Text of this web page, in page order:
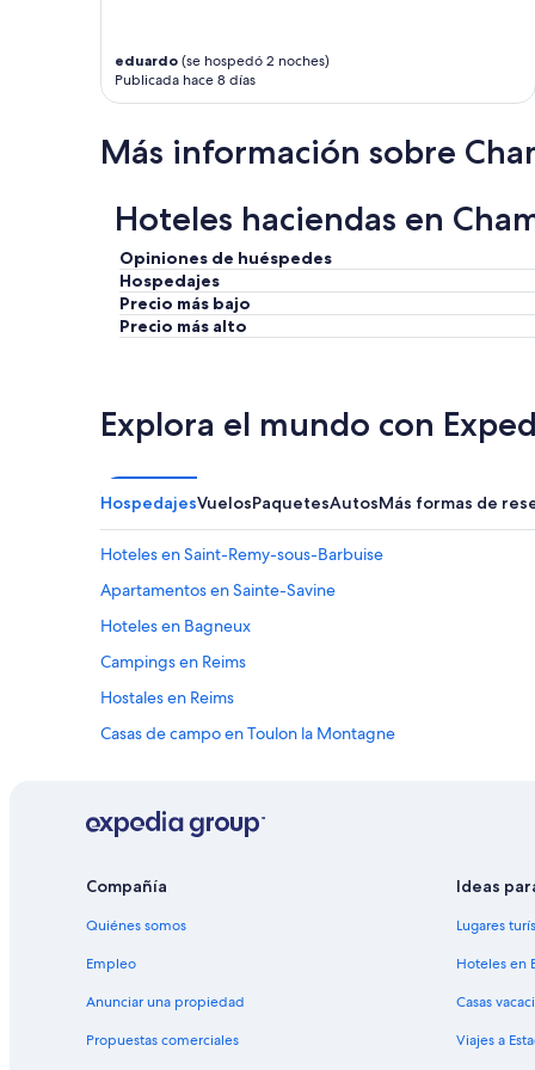
é
n
L
a
n
i
m
u
x
s
o
o
r
u
e
b
eduardo (se hospedó 2 noches)
Publicada hace 8 días
Más información sobre
Hoteles haciendas en
Opiniones de huéspedes
Hospedajes
Precio más bajo
Precio más alto
Explora el mundo con
HospedajesVuelosPaquetesAutosMás formas de
Hoteles en Saint-Remy-sous-Barbuise
Apartamentos en Sainte-Savine
Hoteles en Bagneux
Campings en Reims
Hostales en Reims
Casas de campo en Toulon la Montagne
Hoteles en Molins-sur-Aube
Castillos en Champagne
Residencias en Champagne
Compañía
Quiénes somos
Empleo
Anunciar una propiedad
Propuestas comerciales
Ideas
Lugares
Hoteles en
Casas
Viajes a